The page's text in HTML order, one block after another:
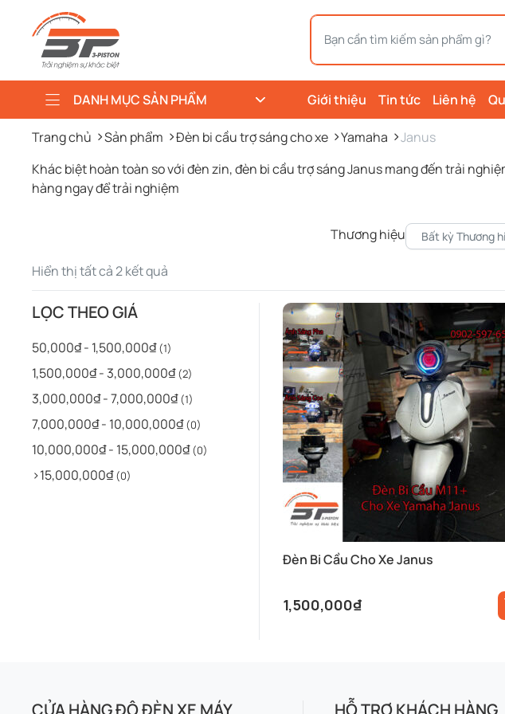
DANH MỤC SẢN PHẨM Giới thiệu Tin tức Liên hệ
Trang chủ Sản phẩm Đèn bi cầu trợ sáng cho xe Yamaha
Janus
Khác biệt hoàn toàn so với đèn zin, đèn bi cầu trợ sáng Janus mang đến trải
hàng ngay để trải nghiệm
Thương hiệu Bất kỳ Thương
Hiển thị tất cả 2 kết quả
sắp
mới
nhất
Đèn Bi Cầu Cho Xe Janus
1,500,000₫
LỌC THEO GIÁ
50,000₫ - 1,500,000₫ (1)
1,500,000₫ - 3,000,000₫ (2)
3,000,000₫ - 7,000,000₫ (1)
7,000,000₫ - 10,000,000₫ (0)
10,000,000₫ - 15,000,000₫ (0)
>15,000,000₫ (0)
CỬA HÀNG ĐỘ ĐÈN XE MÁY HỖ TRỢ KHÁCH HÀNG